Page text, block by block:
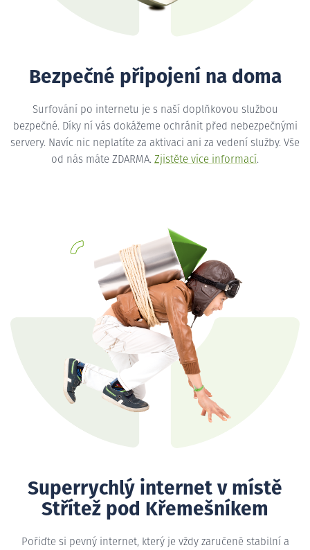
Bezpečné připojení na doma
Surfování po internetu je s naší doplňkovou službou
bezpečné. Díky ní vás dokážeme ochránit před nebezpečnými
servery. Navíc nic neplatíte za aktivaci ani za vedení služby. Vše
od nás máte ZDARMA. Zjistěte více informací.
Superrychlý internet v místě
Střítež pod Křemešníkem
Pořiďte si pevný internet, který je vždy zaručeně stabilní a